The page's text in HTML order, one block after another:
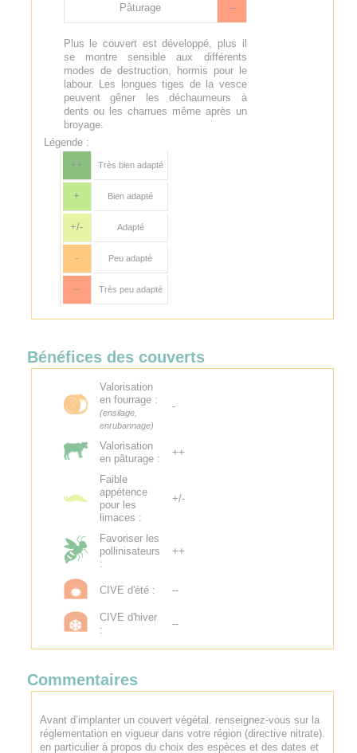
Pâturage --
Plus le couvert est développé, plus il
se montre sensible aux différents
modes de destruction, hormis pour le
labour. Les longues tiges de la vesce
peuvent gêner les déchaumeurs à
dents ou les charrues même après un
broyage.
Légende :
++
Très bien adapté
+ Bien adapté
+/- Adapté
- Peu adapté
-- Très peu adapté
Bénéfices des couverts
Valorisation
en fourrage :
(ensilage,
enrubannage)
-
Valorisation
en pâturage :
++
Faible
appétence
pour les
limaces :
+/-
Favoriser les
pollinisateurs
:
++
CIVE d'été : --
CIVE d'hiver
:
--
Commentaires
Avant d’implanter un couvert végétal. renseignez-vous sur la
réglementation en vigueur dans votre région (directive nitrate).
en particulier à propos du choix des espèces et des dates et